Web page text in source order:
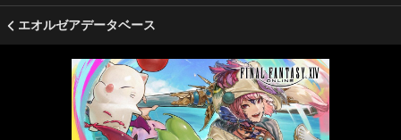
エオルゼアデータベース